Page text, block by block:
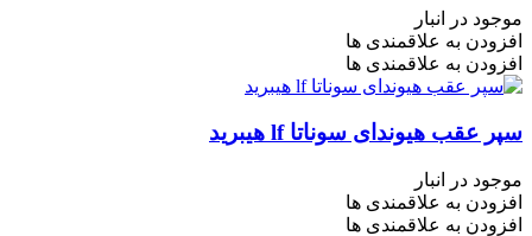
موجود در انبار
افزودن به علاقمندی ها
افزودن به علاقمندی ها
سپر عقب هیوندای سوناتا lf هیبرید
موجود در انبار
افزودن به علاقمندی ها
افزودن به علاقمندی ها